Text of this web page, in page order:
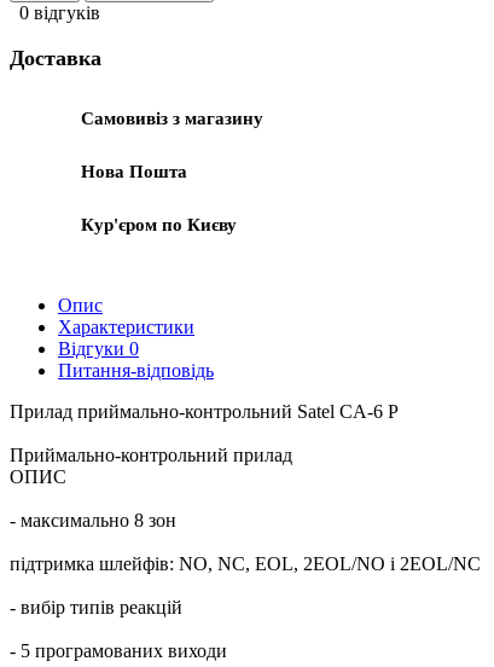
0 відгуків
Доставка
Самовивіз з магазину
Нова Пошта
Кур'єром по Києву
Опис
Характеристики
Відгуки 0
Питання-відповідь
Прилад приймально-контрольний Satel CA-6 P
Приймально-контрольний прилад
ОПИС
- максимально 8 зон
підтримка шлейфів: NO, NC, EOL, 2EOL/NO і 2EOL/NC
- вибір типів реакцій
- 5 програмованих виходи